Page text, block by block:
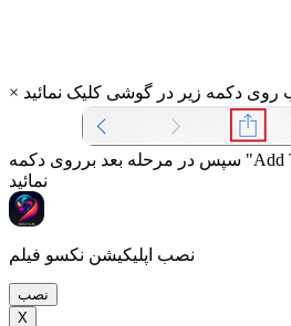
× دکمه زیر در گوشی کلیک نمائید
سپس در مرحله بعد برروی دکمه "Add To Home Screen" کلیک
نمائید
نصب اپلیکیشن نکسو فیلم
نصب
X